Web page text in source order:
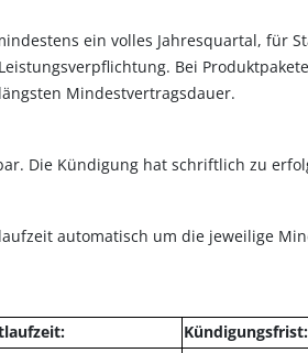
ein volles Jahresquartal, für
Bei
Mindestvertragsdauer.
Die Kündigung hat schriftlich zu
automatisch um die jeweilige
Kündigungsfrist: